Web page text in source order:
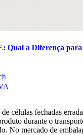
Qual a Diferença para
células fechadas
durante o
No mercado de